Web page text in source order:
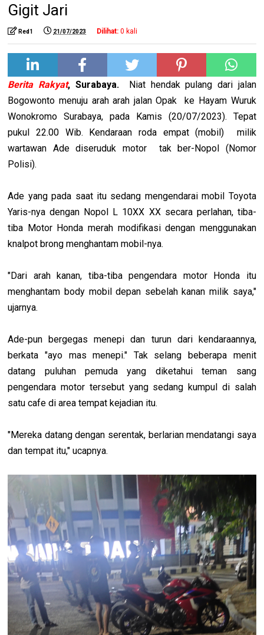
Gigit Jari
Red1 21/07/2023 Dilihat: 0 kali
Berita Rakyat, Surabaya. Niat hendak pulang dari jalan
Bogowonto menuju arah arah jalan Opak ke Hayam Wuruk
Wonokromo Surabaya, pada Kamis (20/07/2023). Tepat
pukul 22.00 Wib. Kendaraan roda empat (mobil) milik
wartawan Ade diseruduk motor tak ber-Nopol (Nomor
Polisi).
Ade yang pada saat itu sedang mengendarai mobil Toyota
Yaris-nya dengan Nopol L 10XX XX secara perlahan, tiba-
tiba Motor Honda merah modifikasi dengan menggunakan
knalpot brong menghantam mobil-nya.
"Dari arah kanan, tiba-tiba pengendara motor Honda itu
menghantam body mobil depan sebelah kanan milik saya,"
ujarnya.
Ade-pun bergegas menepi dan turun dari kendaraannya,
berkata "ayo mas menepi." Tak selang beberapa menit
datang puluhan pemuda yang diketahui teman sang
pengendara motor tersebut yang sedang kumpul di salah
satu cafe di area tempat kejadian itu.
"Mereka datang dengan serentak, berlarian mendatangi saya
dan tempat itu," ucapnya.